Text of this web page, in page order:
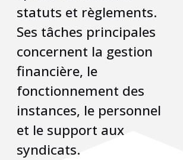
statuts et règlements.
Ses tâches principales
concernent la gestion
financière, le
fonctionnement des
instances, le personnel
et le support aux
syndicats.